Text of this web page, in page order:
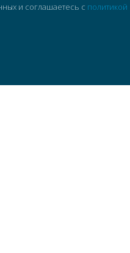
и соглашаетесь c политикой